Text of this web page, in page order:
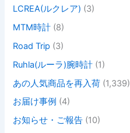
LCREA(ルクレア) (3)
MTM時計 (8)
Road Trip (3)
Ruhla(ルーラ)腕時計 (1)
あの人気商品を再入荷 (1,339)
お届け事例 (4)
お知らせ・ご報告 (10)